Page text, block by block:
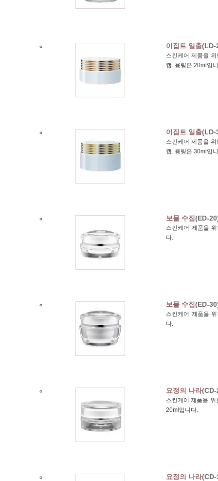
이집트 일출(LD-
스킨케어 제품을
캡. 용량은 20ml입
이집트 일출(LD-
스킨케어 제품을
캡. 용량은 30ml입
보물 수집(ED-
스킨케어 제품을
다.
보물 수집(ED-
스킨케어 제품을
다.
요정의 나라(CD-
스킨케어 제품을
20ml입니다.
요정의 나라(CD-